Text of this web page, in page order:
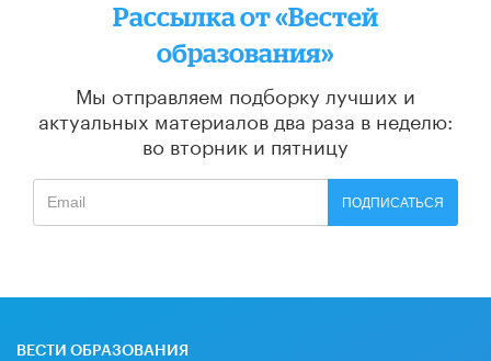
Рассылка от «Вестей
образования»
Мы отправляем подборку лучших и
актуальных материалов два раза в неделю:
во вторник и пятницу
ПОДПИСАТЬСЯ
ВЕСТИ ОБРАЗОВАНИЯ